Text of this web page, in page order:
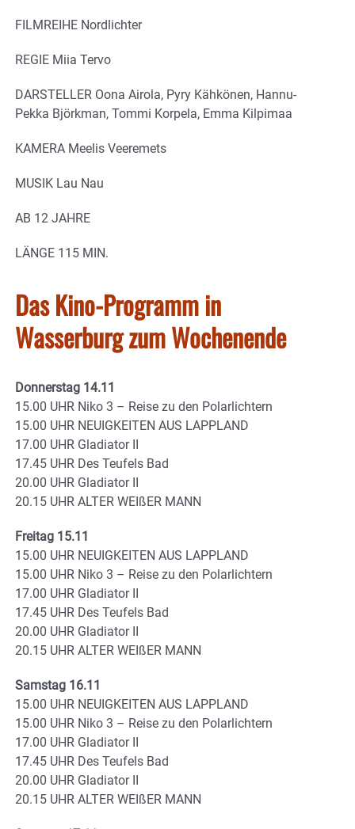
FILMREIHE Nordlichter
REGIE Miia Tervo
DARSTELLER Oona Airola, Pyry Kähkönen, Hannu-
Pekka Björkman, Tommi Korpela, Emma Kilpimaa
KAMERA Meelis Veeremets
MUSIK Lau Nau
AB 12 JAHRE
LÄNGE 115 MIN.
Das Kino-Programm in
Wasserburg zum Wochenende
Donnerstag 14.11
15.00 UHR Niko 3 – Reise zu den Polarlichtern
15.00 UHR NEUIGKEITEN AUS LAPPLAND
17.00 UHR Gladiator II
17.45 UHR Des Teufels Bad
20.00 UHR Gladiator II
20.15 UHR ALTER WEIßER MANN
Freitag 15.11
15.00 UHR NEUIGKEITEN AUS LAPPLAND
15.00 UHR Niko 3 – Reise zu den Polarlichtern
17.00 UHR Gladiator II
17.45 UHR Des Teufels Bad
20.00 UHR Gladiator II
20.15 UHR ALTER WEIßER MANN
Samstag 16.11
15.00 UHR NEUIGKEITEN AUS LAPPLAND
15.00 UHR Niko 3 – Reise zu den Polarlichtern
17.00 UHR Gladiator II
17.45 UHR Des Teufels Bad
20.00 UHR Gladiator II
20.15 UHR ALTER WEIßER MANN